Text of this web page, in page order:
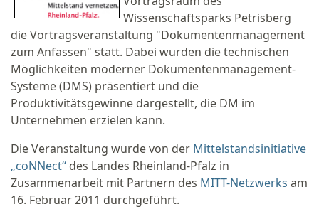
Wissenschaftsparks Petrisberg
die Vortragsveranstaltung "Dokumentenmanagement
zum Anfassen" statt. Dabei wurden die technischen
Möglichkeiten moderner Dokumentenmanagement-
Systeme (DMS) präsentiert und die
Produktivitätsgewinne dargestellt, die DM im
Unternehmen erzielen kann.
Die Veranstaltung wurde von der Mittelstandsinitiative
„coNNect“ des Landes Rheinland-Pfalz in
Zusammenarbeit mit Partnern des MITT-Netzwerks am
16. Februar 2011 durchgeführt.